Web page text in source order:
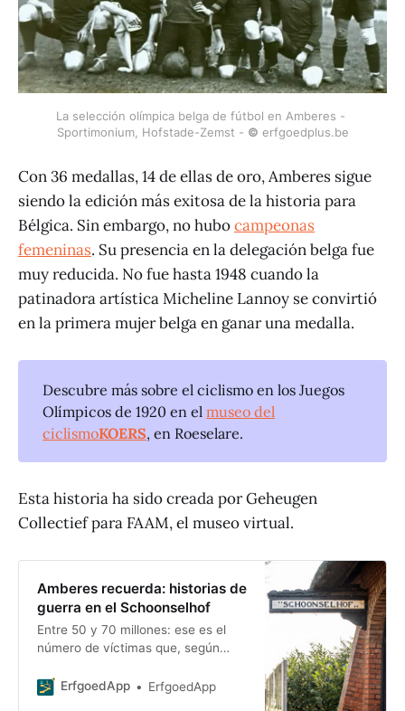
La selección olímpica belga de fútbol en Amberes -
Sportimonium, Hofstade-Zemst - © erfgoedplus.be
Con 36 medallas, 14 de ellas de oro, Amberes sigue
siendo la edición más exitosa de la historia para
Bélgica. Sin embargo, no hubocampeonas
femeninas. Su presencia en la delegación belga fue
muy reducida. No fue hasta 1948 cuando la
patinadora artística Micheline Lannoy se convirtió
en la primera mujer belga en ganar una medalla.
Descubre más sobre el ciclismo en los Juegos
Olímpicos de 1920 en elmuseo del
ciclismoKOERS, en Roeselare.
Esta historia ha sido creada por Geheugen
Collectief para FAAM, el museo virtual.
Amberes recuerda: historias de
guerra en el Schoonselhof
Entre 50 y 70 millones: ese es el
número de víctimas que, según
Segunda Guerra Mundial. La vida
ErfgoedApp ErfgoedApp